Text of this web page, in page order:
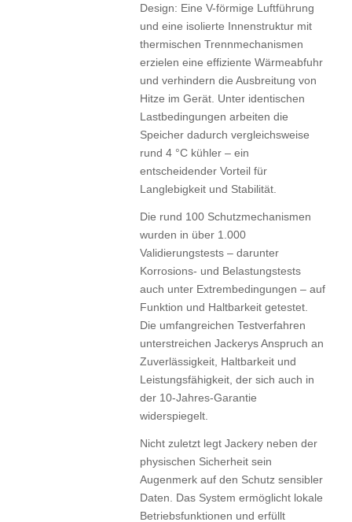
Design: Eine V-förmige Luftführung
und eine isolierte Innenstruktur mit
thermischen Trennmechanismen
erzielen eine effiziente Wärmeabfuhr
und verhindern die Ausbreitung von
Hitze im Gerät. Unter identischen
Lastbedingungen arbeiten die
Speicher dadurch vergleichsweise
rund 4 °C kühler – ein
entscheidender Vorteil für
Langlebigkeit und Stabilität.
Die rund 100 Schutzmechanismen
wurden in über 1.000
Validierungstests – darunter
Korrosions- und Belastungstests
auch unter Extrembedingungen – auf
Funktion und Haltbarkeit getestet.
Die umfangreichen Testverfahren
unterstreichen Jackerys Anspruch an
Zuverlässigkeit, Haltbarkeit und
Leistungsfähigkeit, der sich auch in
der 10-Jahres-Garantie
widerspiegelt.
Nicht zuletzt legt Jackery neben der
physischen Sicherheit sein
Augenmerk auf den Schutz sensibler
Daten. Das System ermöglicht lokale
Betriebsfunktionen und erfüllt